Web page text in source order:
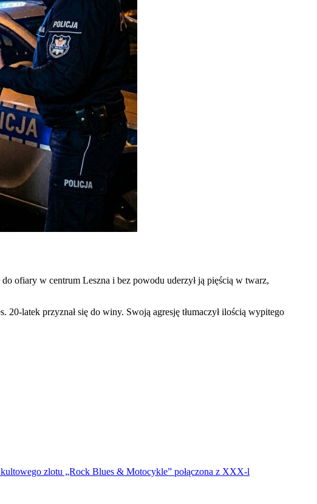
ofiary w centrum Leszna i bez powodu uderzył ją pięścią w twarz,
latek przyznał się do winy. Swoją agresję tłumaczył ilością wypitego
zlotu „Rock Blues & Motocykle” połączona z XXX-l